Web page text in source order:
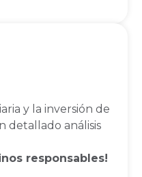
y la inversión de
detallado análisis
responsables!